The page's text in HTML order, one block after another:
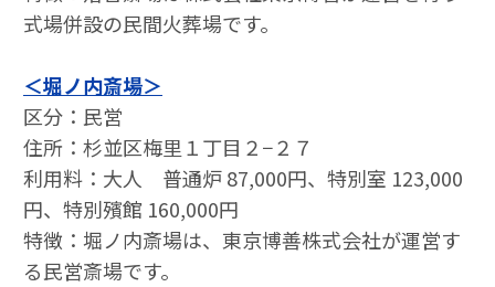
式場併設の民間火葬場です。
＜堀ノ内斎場＞
区分：民営
住所：杉並区梅里１丁目２−２７
利⽤料：大人 普通炉 87,000円、特別室 123,000
円、特別殯館 160,000円
特徴：堀ノ内斎場は、東京博善株式会社が運営す
る民営斎場です。